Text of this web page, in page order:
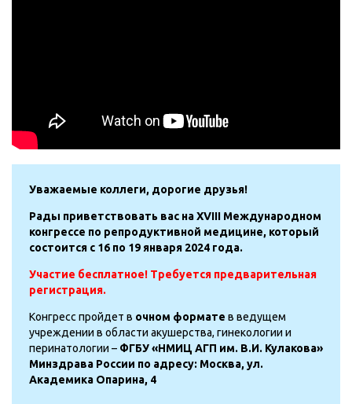
Уважаемые коллеги, дорогие друзья!
Рады приветствовать вас на XVIII Международном
конгрессе по репродуктивной медицине, который
состоится с 16 по 19 января 2024 года.
Участие бесплатное! Требуется предварительная
регистрация.
Конгресс пройдет в очном формате в ведущем
учреждении в области акушерства, гинекологии и
перинатологии – ФГБУ «НМИЦ АГП им. В.И. Кулакова»
Минздрава России по адресу: Москва, ул.
Академика Опарина, 4